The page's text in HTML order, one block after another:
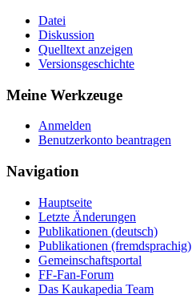
Datei
Diskussion
Quelltext anzeigen
Versionsgeschichte
Meine Werkzeuge
Anmelden
Benutzerkonto beantragen
Navigation
Hauptseite
Letzte Änderungen
Publikationen (deutsch)
Publikationen (fremdsprachig)
Gemeinschaftsportal
FF-Fan-Forum
Das Kaukapedia Team